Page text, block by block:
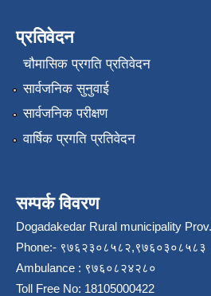
प्रतिवेदन
चौमासिक प्रगति प्रतिवेदन
सार्वजनिक सुनुवाई
सार्वजनिक परीक्षण
वार्षिक प्रगति प्रतिवेदन
सम्पर्क विवरण
Dogadakedar Rural municipality
Phone:- ९७६२३०८५८२,९७६०३०८५८३
Ambulance : ९७६०८२४२८०
Toll Free No: 18105000422